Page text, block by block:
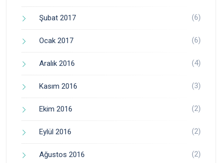
Şubat 2017 (6)
Ocak 2017 (6)
Aralık 2016 (4)
Kasım 2016 (3)
Ekim 2016 (2)
Eylül 2016 (2)
Ağustos 2016 (2)